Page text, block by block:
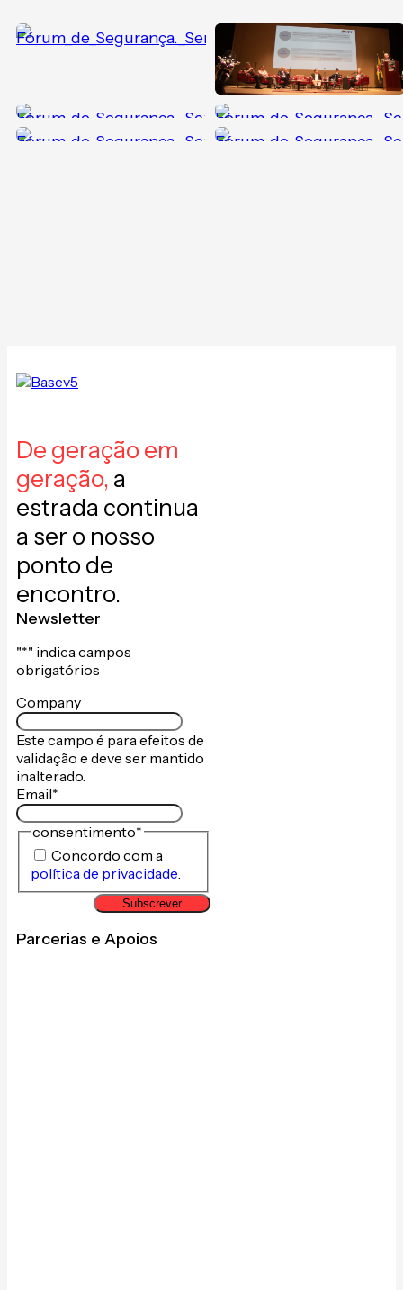
De geração em
geração, a
estrada continua
a ser o nosso
ponto de
encontro.
Newsletter
"*" indica campos
obrigatórios
Company
Este campo é para efeitos de
validação e deve ser mantido
inalterado.
Email*
consentimento*
Concordo com a
política de privacidade
Subscrever
Parcerias e Apoios